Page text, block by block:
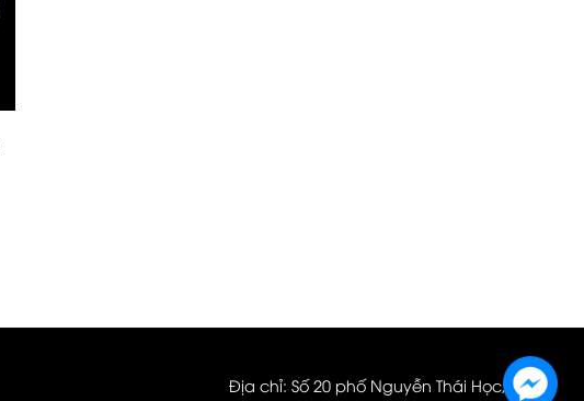
Địa chỉ: Số 20 phố Nguyễn Thái Học, quận